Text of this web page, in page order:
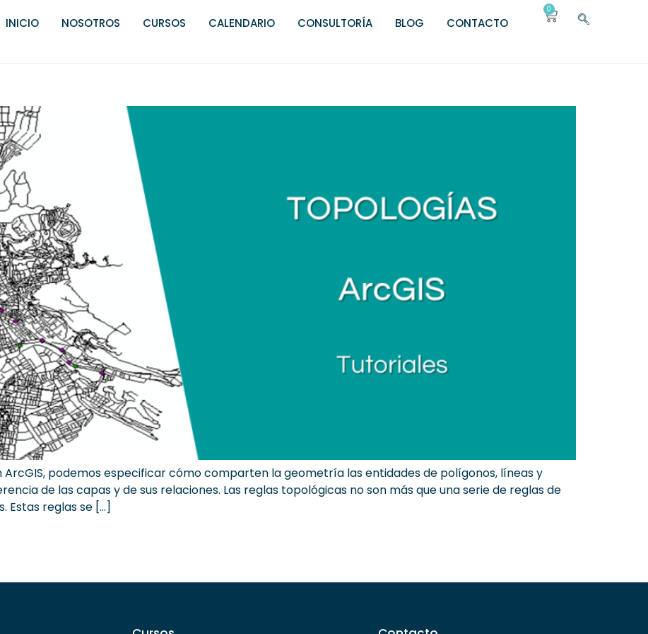
INICIO NOSOTROS CURSOS CALENDARIO CONSULTORÍA BLOG CONTACTO
0
podemos especificar cómo comparten la geometría las entidades de polígonos, líneas y
de las capas y de sus relaciones. Las reglas topológicas no son más que una serie de reglas de
Estas reglas se […]